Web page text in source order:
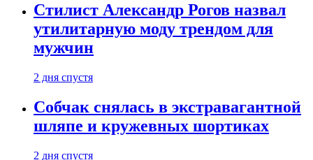
Стилист Александр Рогов назвал
утилитарную моду трендом для
мужчин
2 дня спустя
Собчак снялась в экстравагантной
шляпе и кружевных шортиках
2 дня спустя